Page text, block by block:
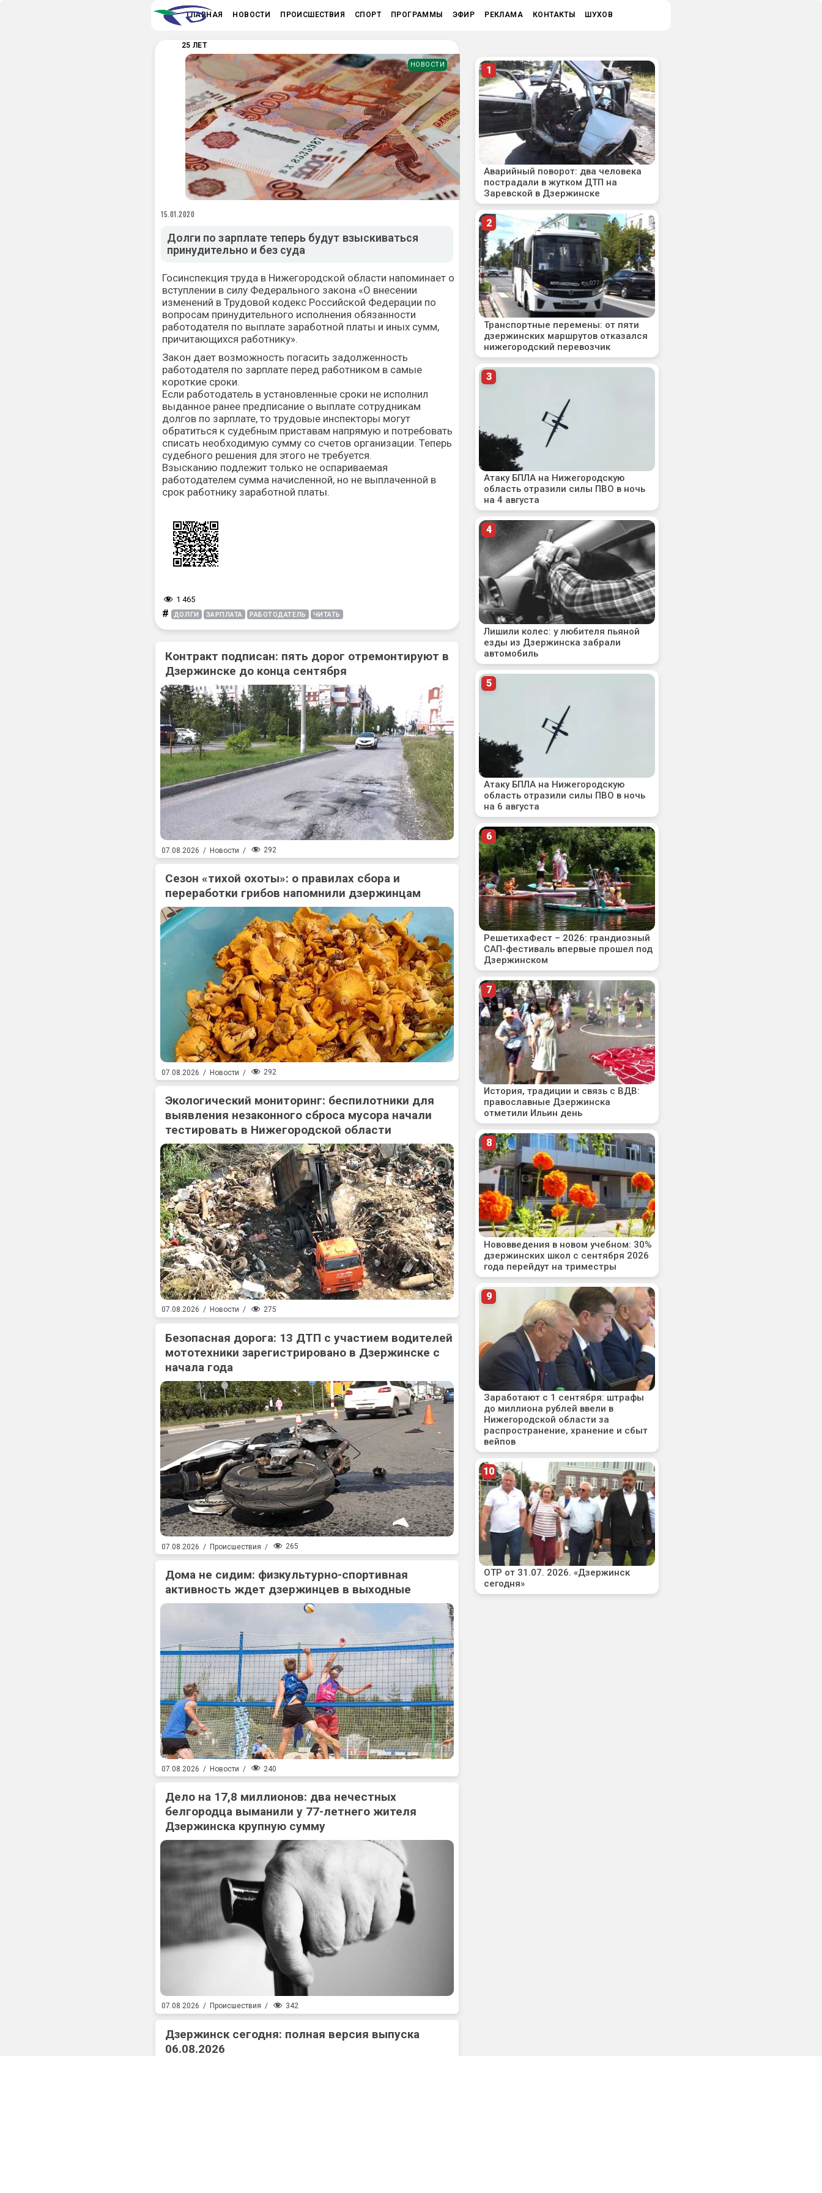
ГЛАВНАЯ НОВОСТИ ПРОИСШЕСТВИЯ СПОРТ ПРОГРАММЫ ЭФИР РЕКЛАМА КОНТАКТЫ ШУХОВ
25 ЛЕТ
НОВОСТИ
15.01.2020
Долги по зарплате теперь будут взыскиваться
принудительно и без суда
Госинспекция труда в Нижегородской области напоминает о
вступлении в силу Федерального закона «О внесении
изменений в Трудовой кодекс Российской Федерации по
вопросам принудительного исполнения обязанности
работодателя по выплате заработной платы и иных сумм,
причитающихся работнику».
Закон дает возможность погасить задолженность
работодателя по зарплате перед работником в самые
короткие сроки.
Если работодатель в установленные сроки не исполнил
выданное ранее предписание о выплате сотрудникам
долгов по зарплате, то трудовые инспекторы могут
обратиться к судебным приставам напрямую и потребовать
списать необходимую сумму со счетов организации. Теперь
судебного решения для этого не требуется.
Взысканию подлежит только не оспариваемая
работодателем сумма начисленной, но не выплаченной в
срок работнику заработной платы.
1 465
# ДОЛГИ ЗАРПЛАТА РАБОТОДАТЕЛЬ ЧИТАТЬ
Контракт подписан: пять дорог отремонтируют в
Дзержинске до конца сентября
07.08.2026 / Новости / 292
Сезон «тихой охоты»: о правилах сбора и
переработки грибов напомнили дзержинцам
07.08.2026 / Новости / 292
Экологический мониторинг: беспилотники для
выявления незаконного сброса мусора начали
тестировать в Нижегородской области
07.08.2026 / Новости / 275
Безопасная дорога: 13 ДТП с участием водителей
мототехники зарегистрировано в Дзержинске с
начала года
07.08.2026 / Происшествия / 265
Дома не сидим: физкультурно-спортивная
активность ждет дзержинцев в выходные
07.08.2026 / Новости / 240
Дело на 17,8 миллионов: два нечестных
белгородца выманили у 77-летнего жителя
Дзержинска крупную сумму
07.08.2026 / Происшествия / 342
Дзержинск сегодня: полная версия выпуска
06.08.2026